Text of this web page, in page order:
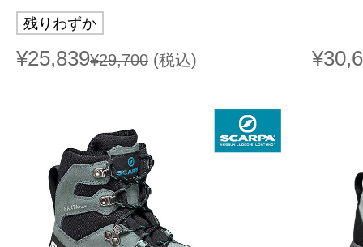
残りわずか
¥25,839¥29,700 (税込)